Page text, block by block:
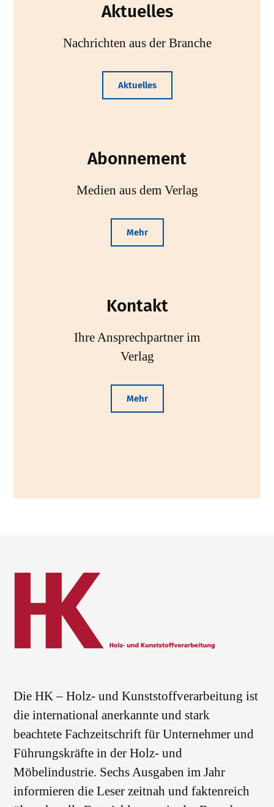
Aktuelles
Nachrichten aus der Branche
Aktuelles
Abonnement
Medien aus dem Verlag
Mehr
Kontakt
Ihre Ansprechpartner im
Verlag
Mehr
Die HK – Holz- und Kunststoffverarbeitung ist
die international anerkannte und stark
beachtete Fachzeitschrift für Unternehmer und
Führungskräfte in der Holz- und
Möbelindustrie. Sechs Ausgaben im Jahr
informieren die Leser zeitnah und faktenreich